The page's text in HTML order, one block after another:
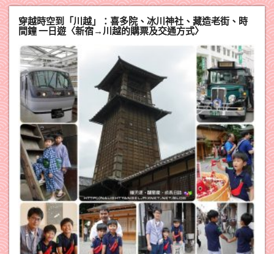
穿越時空到「川越」：喜多院、冰川神社、藏造老街、時
間鐘 一日遊〈新宿→川越的購票及交通方式〉